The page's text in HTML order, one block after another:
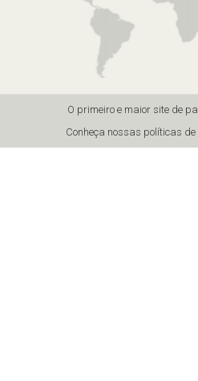
O primeiro e maior site de
Conheça nossas políticas de